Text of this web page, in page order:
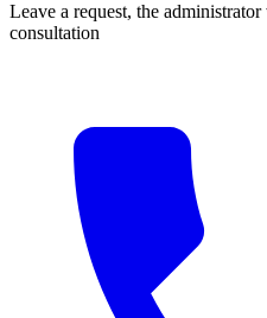
Leave a request, the
consultation